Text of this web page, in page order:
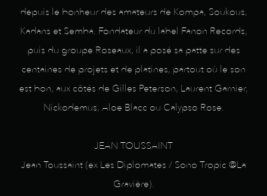
depuis le bonheur des amateurs de Kompa, Soukous,
Kadans et Semba. Fondateur du label Fanon Records,
puis du groupe Roseaux, il a posé sa patte sur des
centaines de projets et de platines, partout où le son
est bon, aux côtés de Gilles Peterson, Laurent Garnier,
Nickodemus, Aloe Blacc ou Calypso Rose.
JEAN TOUSSAINT
Jean Toussaint (ex Les Diplomates / Sono Tropic @La
Gravière).